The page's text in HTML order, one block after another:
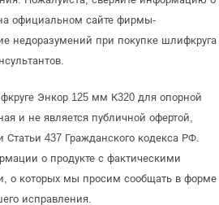
официальном сайте фирмы-
недоразумений при покупке шлифкруга
Энкор 125 мм К320 для опорной
и не является публичной офертой,
437 Гражданского кодекса РФ.
о продукте с фактическими
о которых мы просим сообщать в форме
исправления.